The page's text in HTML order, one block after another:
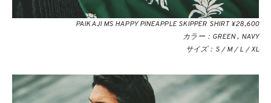
PAIKAJI MS HAPPY PINEAPPLE SKIPPER SHIRT ¥28,600
カラー：GREEN , NAVY
サイズ：S / M / L / XL